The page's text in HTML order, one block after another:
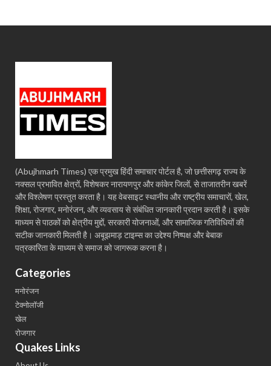
(Abujhmarh Times) एक प्रमुख हिंदी समाचार पोर्टल है, जो छत्तीसगढ़ राज्य के
नक्सल प्रभावित क्षेत्रों, विशेषकर नारायणपुर और कांकेर जिलों, से ताजातरीन खबरें
और विश्लेषण प्रस्तुत करता है। यह वेबसाइट स्थानीय और राष्ट्रीय समाचारों, खेल,
शिक्षा, रोजगार, मनोरंजन, और व्यवसाय से संबंधित जानकारी प्रदान करती है। इसके
माध्यम से पाठकों को क्षेत्रीय मुद्दों, सरकारी योजनाओं, और सामाजिक गतिविधियों की
सटीक जानकारी मिलती है। अबूझमाड़ टाइम्स का उद्देश्य निष्पक्ष और बेबाक
पत्रकारिता के माध्यम से समाज को जागरूक करना है।
Categories
मनोरंजन
टेक्नोलॉजी
खेल
रोजगार
Quakes Links